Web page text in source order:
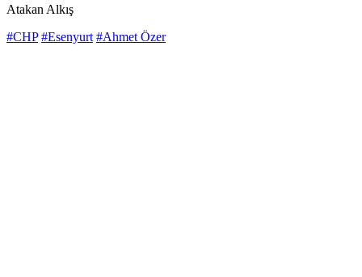
Atakan Alkış
#CHP #Esenyurt #Ahmet Özer